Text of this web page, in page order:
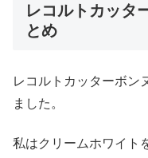
レコルトカッタ
とめ
レコルトカッターボン
ました。
私はクリームホワイト